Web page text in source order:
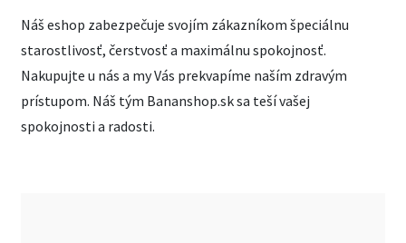
Náš eshop zabezpečuje svojím zákazníkom špeciálnu
starostlivosť, čerstvosť a maximálnu spokojnosť.
Nakupujte u nás a my Vás prekvapíme naším zdravým
prístupom. Náš tým Bananshop.sk sa teší vašej
spokojnosti a radosti.